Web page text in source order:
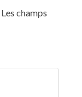
Les champs